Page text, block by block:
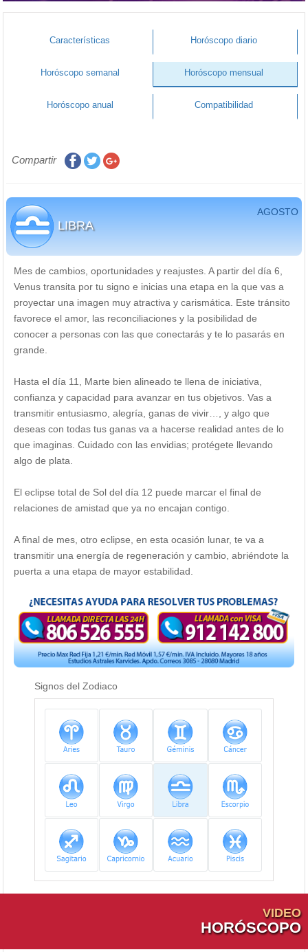
Características Horóscopo diario
Horóscopo semanal Horóscopo mensual
Horóscopo anual Compatibilidad
Compartir
LIBRA
AGOSTO
Mes de cambios, oportunidades y reajustes. A partir del día 6,
Venus transita por tu signo e inicias una etapa en la que vas a
proyectar una imagen muy atractiva y carismática. Este tránsito
favorece el amor, las reconciliaciones y la posibilidad de
conocer a personas con las que conectarás y te lo pasarás en
grande.
Hasta el día 11, Marte bien alineado te llena de iniciativa,
confianza y capacidad para avanzar en tus objetivos. Vas a
transmitir entusiasmo, alegría, ganas de vivir…, y algo que
deseas con todas tus ganas va a hacerse realidad antes de lo
que imaginas. Cuidado con las envidias; protégete llevando
algo de plata.
El eclipse total de Sol del día 12 puede marcar el final de
relaciones de amistad que ya no encajan contigo.
A final de mes, otro eclipse, en esta ocasión lunar, te va a
transmitir una energía de regeneración y cambio, abriéndote la
puerta a una etapa de mayor estabilidad.
Signos del Zodiaco
VIDEO
HORÓSCOPO